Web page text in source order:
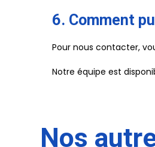
6. Comment
Pour nous contacter,
Notre équipe est
Nos